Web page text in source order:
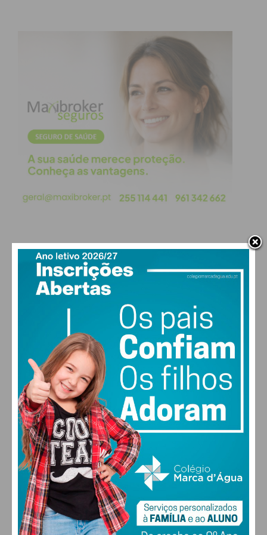
PAÇOS DE FERREIRA
18°
vento: 1m/s ESE
MAX 18 • MIN 18
30°
SEX
28
SÁB
27°
DOM
29
SEG
FARMACIAS DE SERVIÇO EM PAÇOS DE
FERREIRA